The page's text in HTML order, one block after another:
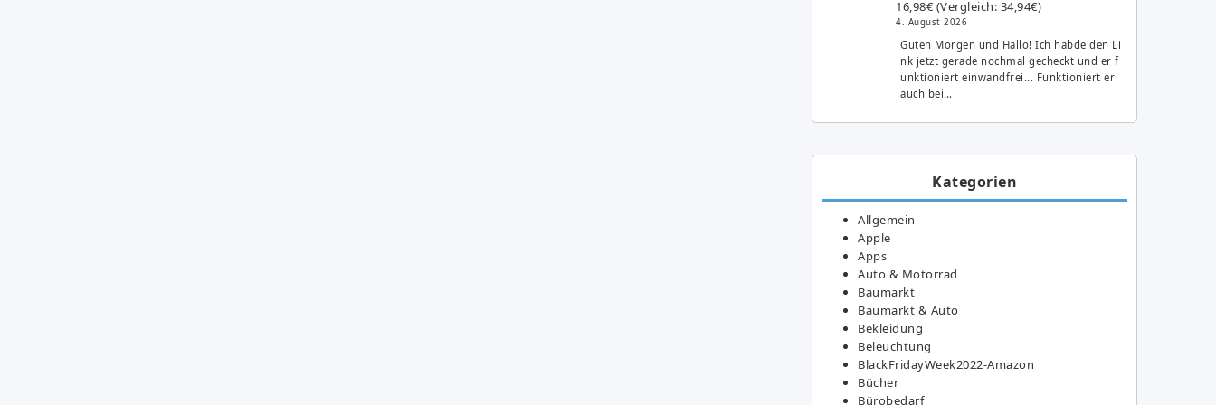
16,98€ (Vergleich: 34,94€)
4. August 2026
Guten Morgen und Hallo! Ich habde den Li
nk jetzt gerade nochmal gecheckt und er f
unktioniert einwandfrei... Funktioniert er
auch bei…
Kategorien
Allgemein
Apple
Apps
Auto & Motorrad
Baumarkt
Baumarkt & Auto
Bekleidung
Beleuchtung
BlackFridayWeek2022-Amazon
Bücher
Bürobedarf